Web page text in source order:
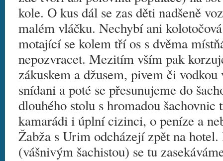
kole. O kus dál se zas děti nadšeně
malém vláčku. Nechybí ani
motající se kolem tří os s dvěma
nepozvracet. Mezitím vším pak
zákuskem a džusem, pivem či
snídani a poté se přesunujeme do
dlouhého stolu s hromadou šachovnic
kamarádi i úplní cizinci, o peníze a
Žabža s Urim odcházejí zpět na
(vášnivým šachistou) se tu